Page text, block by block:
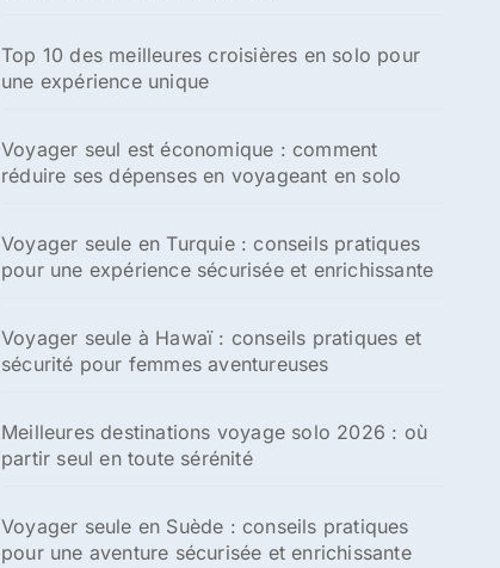
Top 10 des meilleures croisières en solo pour
une expérience unique
Voyager seul est économique : comment
réduire ses dépenses en voyageant en solo
Voyager seule en Turquie : conseils pratiques
pour une expérience sécurisée et enrichissante
Voyager seule à Hawaï : conseils pratiques et
sécurité pour femmes aventureuses
Meilleures destinations voyage solo 2026 : où
partir seul en toute sérénité
Voyager seule en Suède : conseils pratiques
pour une aventure sécurisée et enrichissante